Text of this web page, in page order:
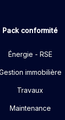
Pack conformité
Énergie - RSE
immobilière
Travaux
Maintenance